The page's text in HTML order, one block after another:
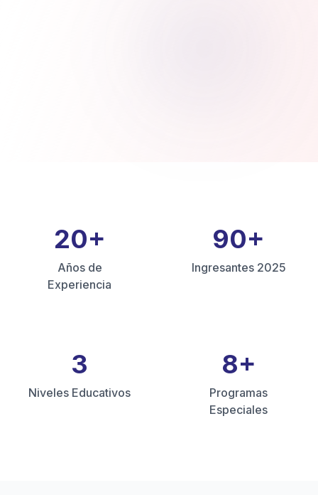
20+
Años de
Experiencia
90+
Ingresantes 2025
3
Niveles Educativos
8+
Programas
Especiales